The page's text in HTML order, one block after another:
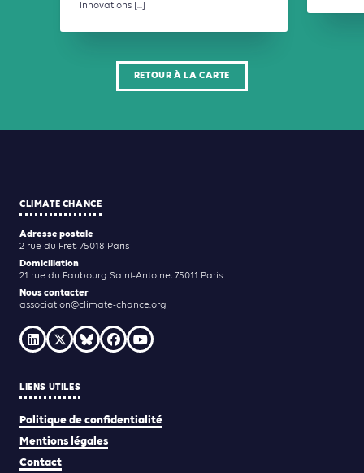
Innovations [...]
RETOUR À LA CARTE
CLIMATE CHANCE
Adresse postale
2 rue du Fret, 75018 Paris
Domiciliation
21 rue du Faubourg Saint-Antoine, 75011 Paris
Nous contacter
association@climate-chance.org
LIENS UTILES
Politique de confidentialité
Mentions légales
Contact